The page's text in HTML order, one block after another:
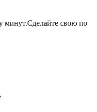
минут.Сделайте свою по